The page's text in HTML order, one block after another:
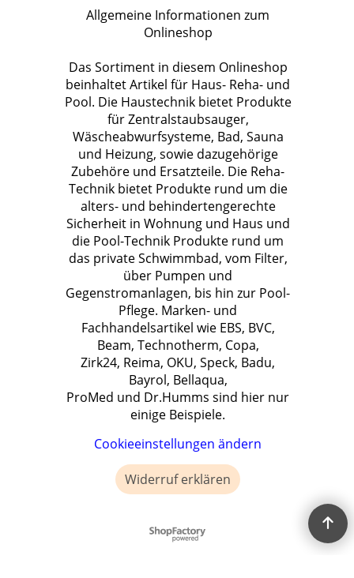
Allgemeine Informationen zum
Onlineshop
Das Sortiment in diesem Onlineshop
beinhaltet Artikel für Haus- Reha- und
Pool. Die Haustechnik bietet Produkte
für Zentralstaubsauger,
Wäscheabwurfsysteme, Bad, Sauna
und Heizung, sowie dazugehörige
Zubehöre und Ersatzteile. Die Reha-
Technik bietet Produkte rund um die
alters- und behindertengerechte
Sicherheit in Wohnung und Haus und
die Pool-Technik Produkte rund um
das private Schwimmbad, vom Filter,
über Pumpen und
Gegenstromanlagen, bis hin zur Pool-
Pflege. Marken- und
Fachhandelsartikel wie EBS, BVC,
Beam, Technotherm, Copa,
Zirk24, Reima, OKU, Speck, Badu,
Bayrol, Bellaqua,
ProMed und Dr.Humms sind hier nur
einige Beispiele.
Cookieeinstellungen ändern
Widerruf erklären
WebShop erstellt mit ShopFactory Shop Software.